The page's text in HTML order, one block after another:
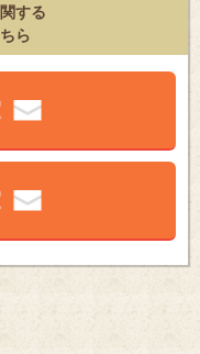
する
ら